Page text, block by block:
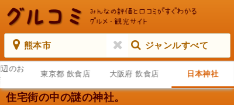
熊本市 ジャンルすべて
のお
東京都 飲食店 大阪府 飲食店 日本神社
住宅街の中の謎の神社。